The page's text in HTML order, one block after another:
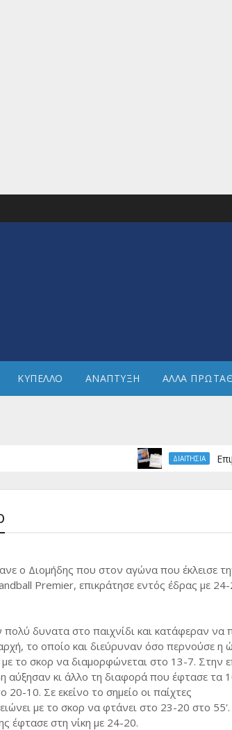
ΚΥΠΕΛΛΟ ΑΝΑΠΤΥΞΗ ΑΛΛΑ
ΔΙΑΙΤΗΣΙΑ
ο Διομήδης που στον αγώνα που έκλεισε
Premier, επικράτησε εντός έδρας με
πολύ δυνατα στο παιχνίδι και κατάφεραν να
το οποίο και διεύρυναν όσο περνούσε η
το σκορ να διαμορφώνεται στο 13-7. Στην
αύξησαν κι άλλο τη διαφορά που έφτασε τα
20-10. Σε εκείνο το σημείο οι παίχτες
με το σκορ να φτάνει στο 23-20 στο 55'.
έφτασε στη νίκη με 24-20.